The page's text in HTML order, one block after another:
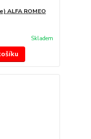
ALFA ROMEO
Skladem